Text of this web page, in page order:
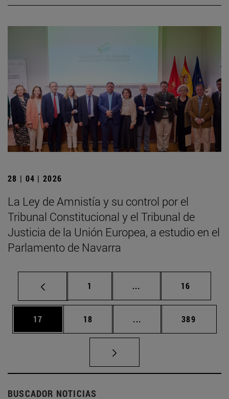
28 | 04 | 2026
La Ley de Amnistía y su control por el
Tribunal Constitucional y el Tribunal de
Justicia de la Unión Europea, a estudio en el
Parlamento de Navarra
Página
1 ... Páginas intermedias
Página
16
Página
17 Página
18 ... Páginas intermedias
Página
389
BUSCADOR NOTICIAS